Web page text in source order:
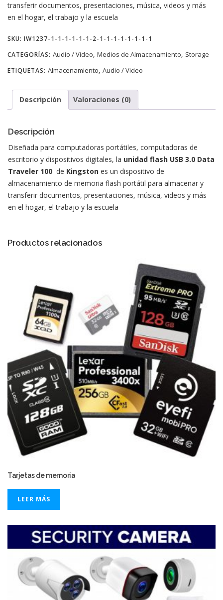
transferir documentos, presentaciones, música, videos y más
en el hogar, el trabajo y la escuela
SKU: IW1237-1-1-1-1-1-1-2-1-1-1-1-1-1-1-1
CATEGORÍAS: Audio / Video, Medios de Almacenamiento, Storage
ETIQUETAS: Almacenamiento, Audio / Video
Descripción Valoraciones (0)
Descripción
Diseñada para computadoras portátiles, computadoras de
escritorio y dispositivos digitales, la unidad flash USB 3.0 Data
Traveler 100 de Kingston es un dispositivo de
almacenamiento de memoria flash portátil para almacenar y
transferir documentos, presentaciones, música, videos y más
en el hogar, el trabajo y la escuela
Productos relacionados
Tarjetas de memoria
LEER MÁS